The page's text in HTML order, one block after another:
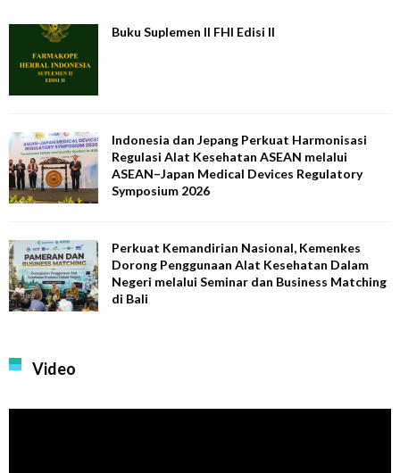
Buku Suplemen II FHI Edisi II
Indonesia dan Jepang Perkuat Harmonisasi
Regulasi Alat Kesehatan ASEAN melalui
ASEAN–Japan Medical Devices Regulatory
Symposium 2026
Perkuat Kemandirian Nasional, Kemenkes
Dorong Penggunaan Alat Kesehatan Dalam
Negeri melalui Seminar dan Business Matching
di Bali
Video